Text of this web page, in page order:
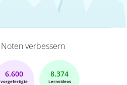
Noten verbessern
6.600
vorgefertigte
8.374
Lernvideos